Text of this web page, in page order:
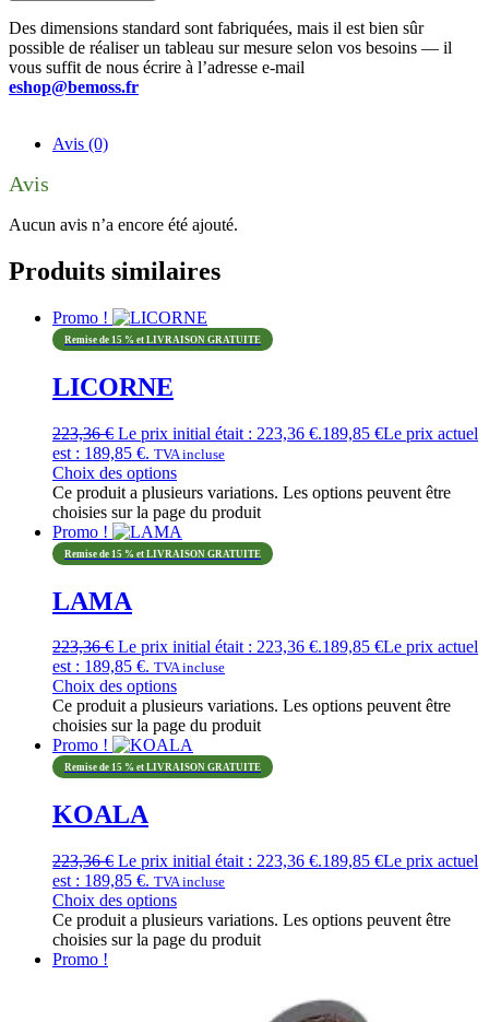
Des dimensions standard sont fabriquées, mais il est bien sûr
possible de réaliser un tableau sur mesure selon vos besoins — il
vous suffit de nous écrire à l’adresse e-mail
eshop@bemoss.fr
Avis (0)
Avis
Aucun avis n’a encore été ajouté.
Produits similaires
Promo !
Remise de 15 % et LIVRAISON GRATUITE
LICORNE
223,36€ Le prix initial était : 223,36 €.189,85 €Le prix actuel
est : 189,85 €. TVA incluse
Choix des options
Ce produit a plusieurs variations. Les options peuvent être
choisies sur la page du produit
Promo !
Remise de 15 % et LIVRAISON GRATUITE
LAMA
223,36€ Le prix initial était : 223,36 €.189,85 €Le prix actuel
est : 189,85 €. TVA incluse
Choix des options
Ce produit a plusieurs variations. Les options peuvent être
choisies sur la page du produit
Promo !
Remise de 15 % et LIVRAISON GRATUITE
KOALA
223,36€ Le prix initial était : 223,36 €.189,85 €Le prix actuel
est : 189,85 €. TVA incluse
Choix des options
Ce produit a plusieurs variations. Les options peuvent être
choisies sur la page du produit
Promo !